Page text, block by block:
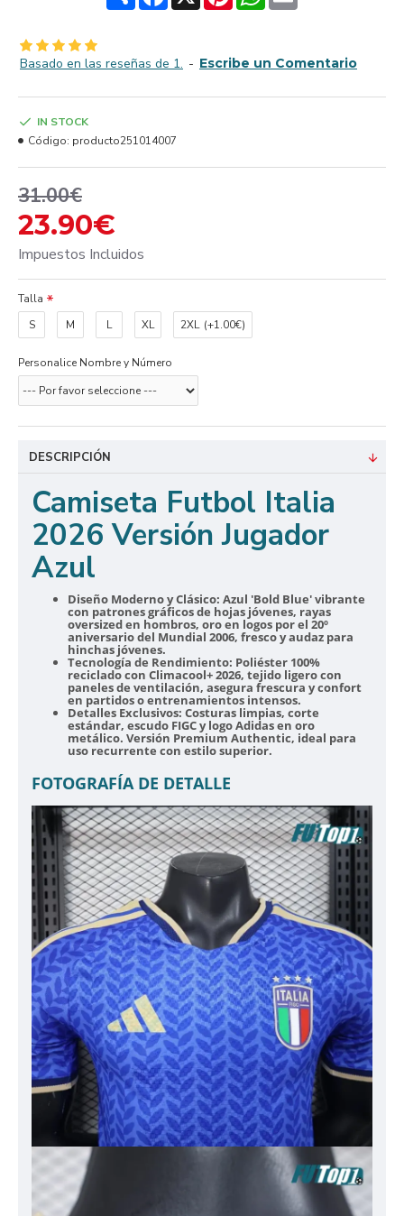
Basado en las reseñas de 1. - Escribe un Comentario
23.90€
31.00€
Impuestos Incluidos
IN STOCK
Código: producto251014007
Talla
S
M L XL 2XL (+1.00€)
Personalice Nombre y Número
DESCRIPCIÓN
Camiseta Futbol Italia
2026 Versión Jugador
Azul
Diseño Moderno y Clásico: Azul 'Bold Blue' vibrante
con patrones gráficos de hojas jóvenes, rayas
oversized en hombros, oro en logos por el 20º
aniversario del Mundial 2006, fresco y audaz para
hinchas jóvenes.
Tecnología de Rendimiento: Poliéster 100%
reciclado con Climacool+ 2026, tejido ligero con
paneles de ventilación, asegura frescura y confort
en partidos o entrenamientos intensos.
Detalles Exclusivos: Costuras limpias, corte
estándar, escudo FIGC y logo Adidas en oro
metálico. Versión Premium Authentic, ideal para
uso recurrente con estilo superior.
FOTOGRAFÍA DE DETALLE